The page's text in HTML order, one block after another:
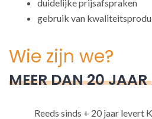
duidelijke prijsafspraken
gebruik van
Wie zijn we?
MEER DAN 20
Reeds sinds + 20 jaar levert